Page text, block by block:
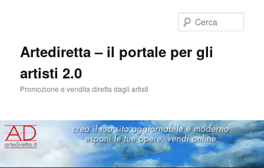
Artediretta – il portale per gli
artisti 2.0
Promozione e vendita diretta dagli artisti